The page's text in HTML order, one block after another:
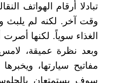
تبادلا أرقام الهواتف
وقت آخر. لكنه لم يلبث
الغذاء سوياً. لكنها
وبعد نظرة عميقة،
مفاتيح سيارتها،
سوف يستمتعان